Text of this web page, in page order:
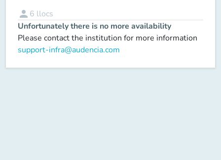
person 6 llocs
Unfortunately there is no more availability
Please contact the institution for more information
support-infra@audencia.com